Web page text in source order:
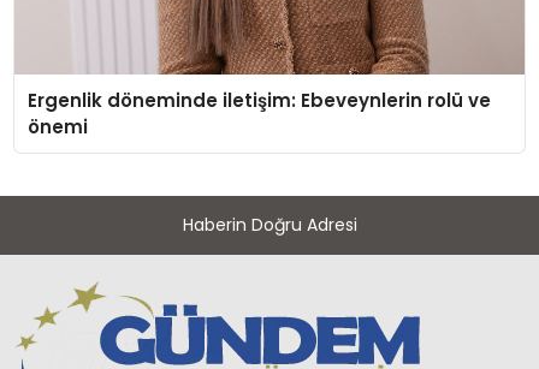
Ergenlik döneminde iletişim: Ebeveynlerin rolü ve
önemi
Haberin Doğru Adresi